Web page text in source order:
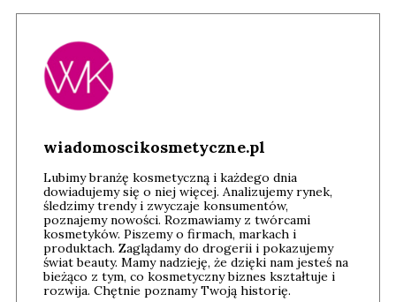
wiadomoscikosmetyczne.pl
Lubimy branżę kosmetyczną i każdego dnia
dowiadujemy się o niej więcej. Analizujemy rynek,
śledzimy trendy i zwyczaje konsumentów,
poznajemy nowości. Rozmawiamy z twórcami
kosmetyków. Piszemy o firmach, markach i
produktach. Zaglądamy do drogerii i pokazujemy
świat beauty. Mamy nadzieję, że dzięki nam jesteś na
bieżąco z tym, co kosmetyczny biznes kształtuje i
rozwija. Chętnie poznamy Twoją historię.